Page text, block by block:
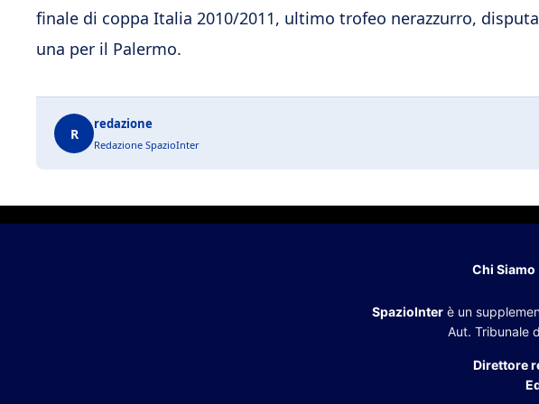
finale di coppa Italia 2010/2011, ultimo trofeo nerazzurro,
una per il Palermo.
R
redazione
Redazione SpazioInter
Chi Siamo
SpazioInterè un
Aut. Tribunale
Direttore